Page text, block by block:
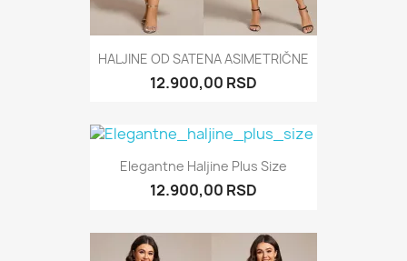
HALJINE OD SATENA ASIMETRIČNE
12.900,00 RSD
Elegantne Haljine Plus Size
12.900,00 RSD